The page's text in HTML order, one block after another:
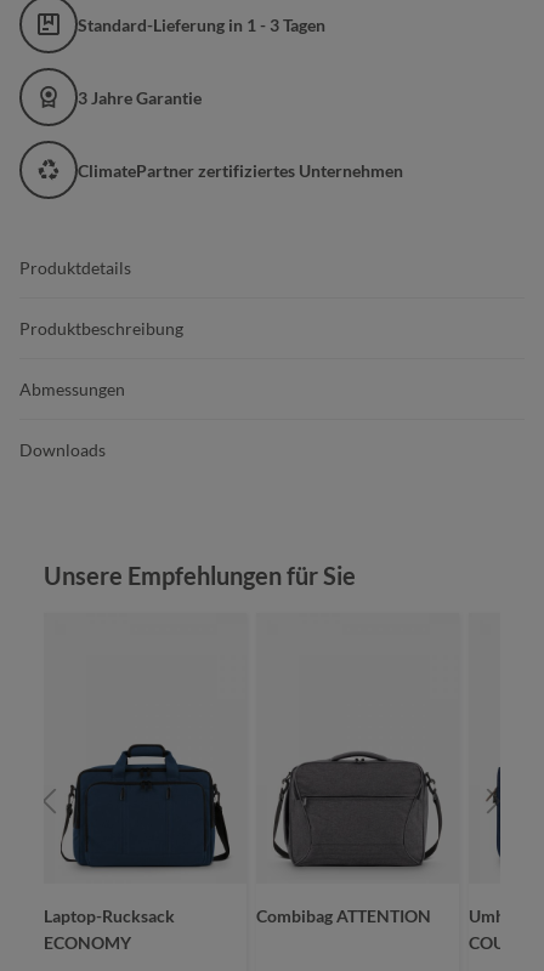
Standard-Lieferung in 1 - 3 Tagen
3 Jahre Garantie
ClimatePartner zertifiziertes Unternehmen
Produktdetails
Produktbeschreibung
Abmessungen
Downloads
Produktgalerie überspringen
Unsere Empfehlungen für Sie
Laptop-Rucksack
ECONOMY
Combibag ATTENTION